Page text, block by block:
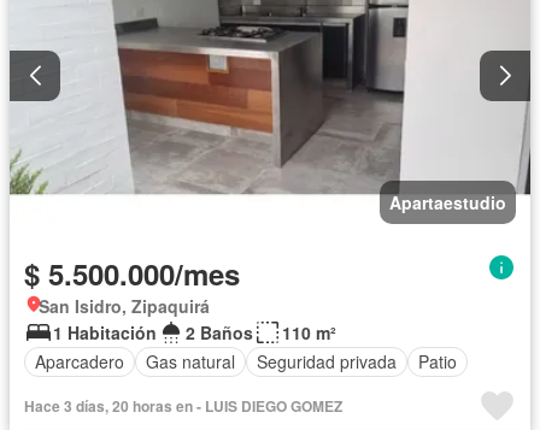
Apartaestudio
$ 5.500.000/mes
San Isidro, Zipaquirá
1 Habitación
2 Baños
110 m²
Aparcadero
Gas natural Seguridad privada Patio
Hace 3 días, 20 horas en - LUIS DIEGO GOMEZ